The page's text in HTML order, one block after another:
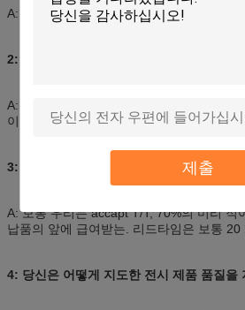
제출
A: 우리는 2 년 보장과 100000시간 이상 스
2: 그것은 HD 영상을 할 수 있습니까?
A: 그렇습니다, 그것에는 Novastar 통제 시
이 있습니다.
3: 당신의 지불 기간은 무엇입니까? 얼마나
A: 보통 우리는 accapt T/T, 70%의 미리 적
납품의 앞에 급여받는. 리드타임은 보통 20
4: 당신은 어떻게 지도한 전시 제품 품질을